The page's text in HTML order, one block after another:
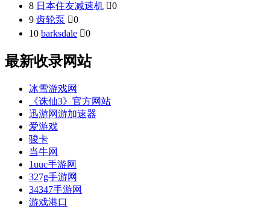
8 日本住友减速机 0
9 齿轮泵 0
10 barksdale 0
最新收录网站
冰雪游戏网
《诛仙3》官方网站
迅游网游加速器
爱游戏
骏卡
当牛网
1uuc手游网
327g手游网
34347手游网
游戏港口